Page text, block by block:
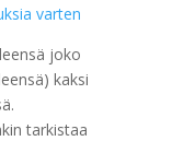
varten
joko
kaksi
tarkistaa